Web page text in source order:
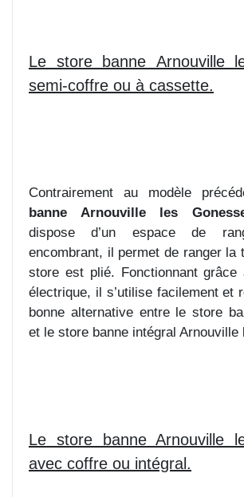
Le store banne Arnouville
semi-coffre ou à cassette.
Contrairement au modèle
banne Arnouville les
dispose d’un espace de
encombrant, il permet de ranger la
store est plié. Fonctionnant
électrique, il s’utilise facilement et
bonne alternative entre le store
et le store banne intégral Arnouville
Le store banne Arnouville
avec coffre ou intégral.